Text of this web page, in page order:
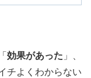
効果があった 」、
チよくわからない